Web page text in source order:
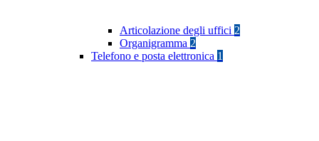
Articolazione degli uffici 2
Organigramma 2
Telefono e posta elettronica 1